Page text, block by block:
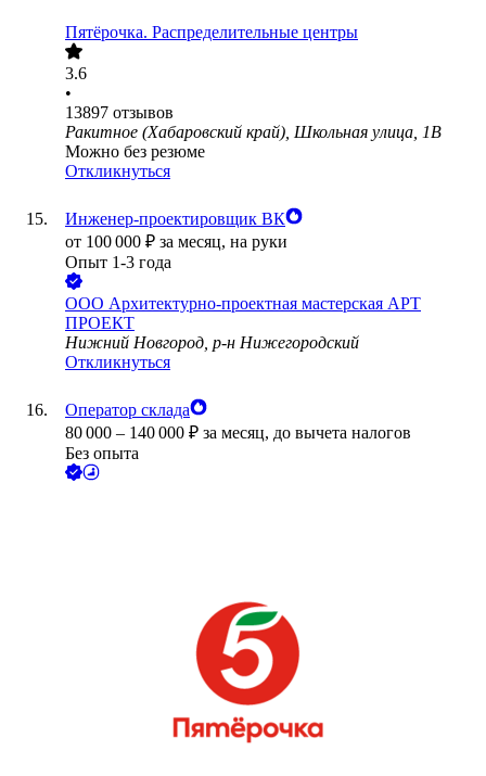
Пятёрочка. Распределительные центры
3.6
•
13897 отзывов
Ракитное (Хабаровский край), Школьная улица, 1В
Можно без резюме
Откликнуться
Инженер-проектировщик ВК
от 100 000 ₽ за месяц, на руки
Опыт 1-3 года
ООО Архитектурно-проектная мастерская АРТ
ПРОЕКТ
Нижний Новгород, р-н Нижегородский
Откликнуться
Оператор склада
80 000 – 140 000 ₽ за месяц, до вычета налогов
Без опыта